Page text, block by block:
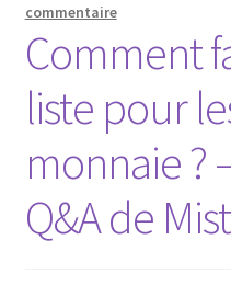
commentaire
Comment
liste pour
monnaie ?
Q&A de